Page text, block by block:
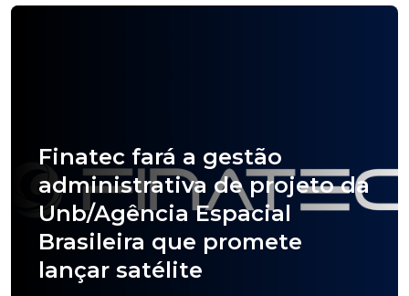
Finatec fará a gestão
administrativa de projeto da
Unb/Agência Espacial
Brasileira que promete
lançar satélite